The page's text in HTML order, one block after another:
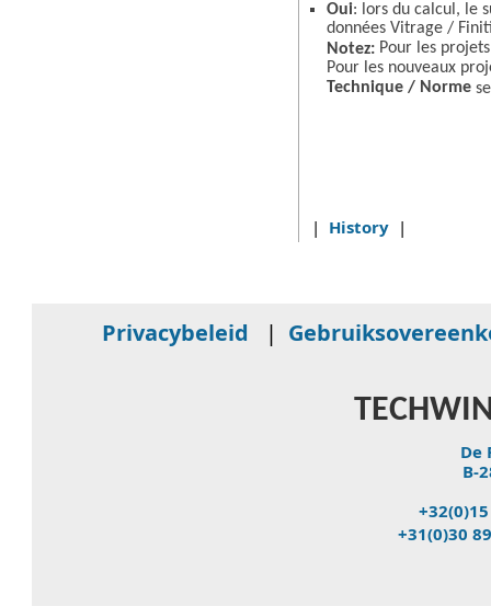
Oui: lors du calcul, le
données Vitrage /
Notez: Pour les
Pour les nouveaux
Technique / Norme
| History |
Privacybeleid |
De
B-
+31(0)30